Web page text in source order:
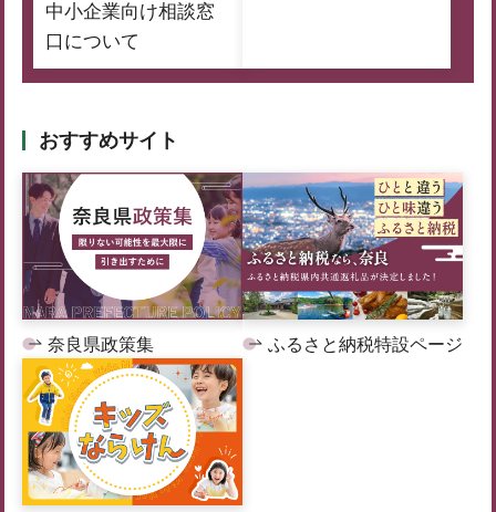
中小企業向け相談窓
口について
おすすめサイト
奈良県政策集 ふるさと納税特設ページ